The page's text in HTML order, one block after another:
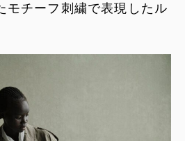
モチーフ刺繍で表現したル